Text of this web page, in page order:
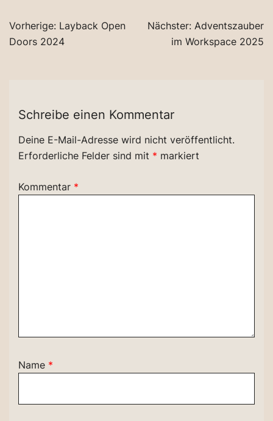
Beitragsnavigation
Vorherige: Layback Open
Doors 2024
Nächster: Adventszauber
im Workspace 2025
Schreibe einen Kommentar
Deine E-Mail-Adresse wird nicht veröffentlicht.
Erforderliche Felder sind mit * markiert
Kommentar *
Name *